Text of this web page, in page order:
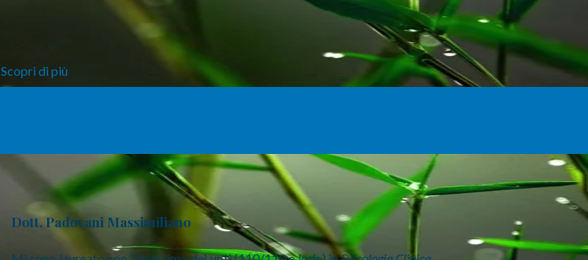
SUPPORTO
PSICOLOGICO PER
PSICOLOGIA DELLO ALTRI DISTURBI
NUTRIZIONE E
DELL'ALIMENTAZIONE
Scopri di più
Dott. Padovani Massimiliano